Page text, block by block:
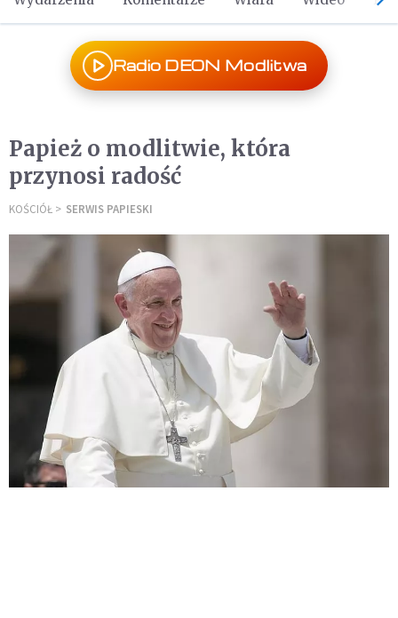
Radio DEON Modlitwa
Papież o modlitwie, która
przynosi radość
KOŚCIÓŁ SERWIS PAPIESKI